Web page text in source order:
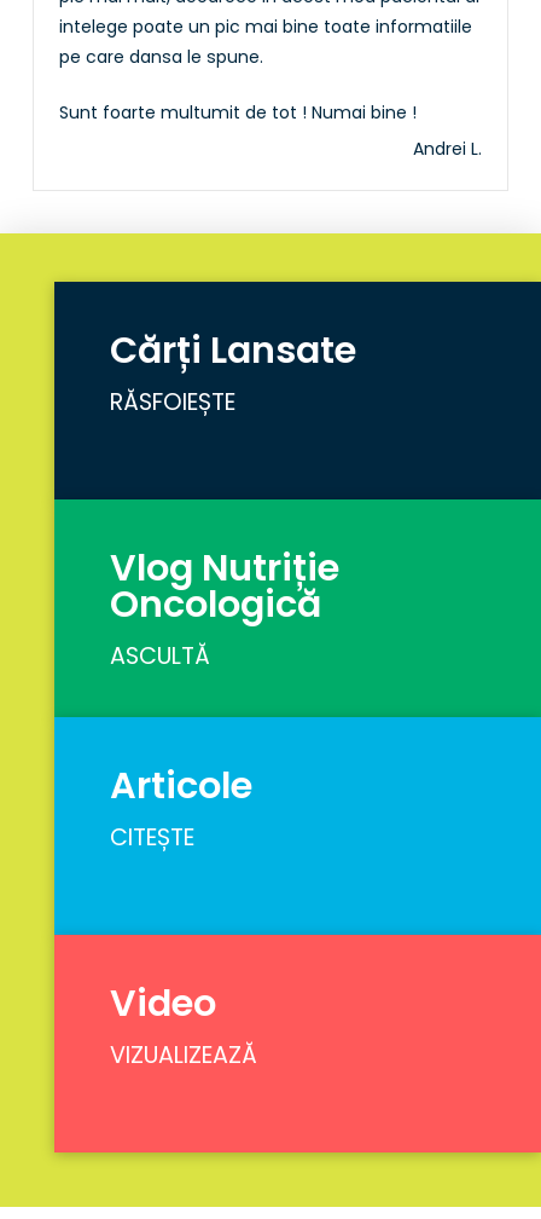
intelege poate un pic mai bine toate informatiile
pe care dansa le spune.
Sunt foarte multumit de tot ! Numai bine !
Andrei L.
Cărți Lansate
RĂSFOIEȘTE
Vlog Nutriție
Oncologică
ASCULTĂ
Articole
CITEȘTE
Video
VIZUALIZEAZĂ